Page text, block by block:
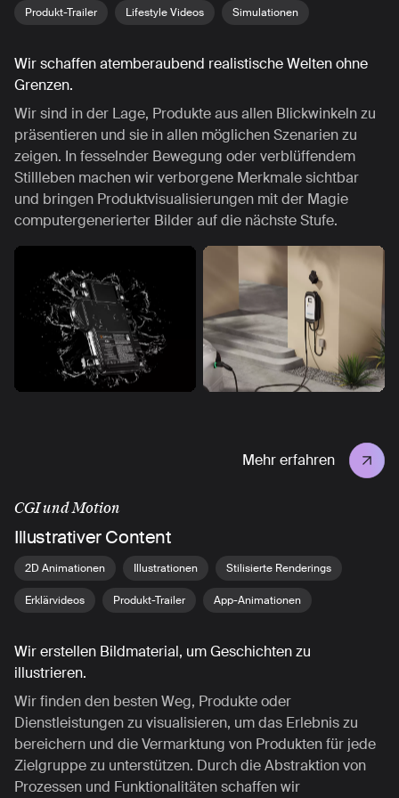
Produkt-Trailer Lifestyle Videos Simulationen
Wir schaffen atemberaubend realistische Welten ohne
Grenzen.
Wir sind in der Lage, Produkte aus allen Blickwinkeln zu
präsentieren und sie in allen möglichen Szenarien zu
zeigen. In fesselnder Bewegung oder verblüffendem
Stillleben machen wir verborgene Merkmale sichtbar
und bringen Produktvisualisierungen mit der Magie
computergenerierter Bilder auf die nächste Stufe.
Mehr erfahren
CGI und Motion
Illustrativer Content
2D Animationen Illustrationen Stilisierte Renderings
Erklärvideos Produkt-Trailer App-Animationen
Wir erstellen Bildmaterial, um Geschichten zu
illustrieren.
Wir finden den besten Weg, Produkte oder
Dienstleistungen zu visualisieren, um das Erlebnis zu
bereichern und die Vermarktung von Produkten für jede
Zielgruppe zu unterstützen. Durch die Abstraktion von
Prozessen und Funktionalitäten schaffen wir